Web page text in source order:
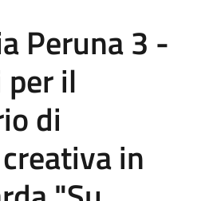
Peruna 3 -
il
di
in